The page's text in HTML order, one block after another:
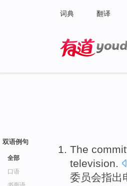
词典 翻译
双语例句
全部
口语
The
television.
委员会指出